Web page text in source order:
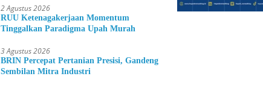
2 Agustus 2026
RUU Ketenagakerjaan Momentum
Tinggalkan Paradigma Upah Murah
3 Agustus 2026
BRIN Percepat Pertanian Presisi, Gandeng
Sembilan Mitra Industri